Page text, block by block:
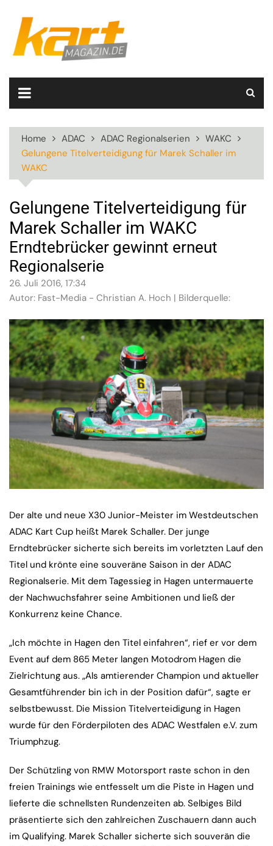
content
Home ADAC ADAC Regionalserien
WAKC
Gelungene Titelverteidigung für Marek Schaller im
WAKC
Gelungene Titelverteidigung für
Marek Schaller im WAKC
Erndtebrücker gewinnt erneut
Regionalserie
26. Juli 2016, 17:34
Autor: Fast-Media - Christian A. Hoch | Bilderquelle:
Der alte und neue X30 Junior-Meister im Westdeutschen
ADAC Kart Cup heißt Marek Schaller. Der junge
Erndtebrücker sicherte sich bereits im vorletzten Lauf den
Titel und krönte eine souveräne Saison in der ADAC
Regionalserie. Mit dem Tagessieg in Hagen untermauerte
der Nachwuchsfahrer seine Ambitionen und ließ der
Konkurrenz keine Chance.
„Ich möchte in Hagen den Titel einfahren“, rief er vor dem
Event auf dem 865 Meter langen Motodrom Hagen die
Zielrichtung aus. „Als amtierender Champion und aktueller
Gesamtführender bin ich in der Position dafür“, sagte er
selbstbewusst. Die Mission Titelverteidigung in Hagen
wurde für den Förderpiloten des ADAC Westfalen e.V. zum
Triumphzug.
Der Schützling von RMW Motorsport raste schon in den
freien Trainings wie entfesselt um die Piste in Hagen und
lieferte die schnellsten Rundenzeiten ab. Selbiges Bild
präsentierte sich den zahlreichen Zuschauern dann auch
im Qualifying. Marek Schaller sicherte sich souverän die